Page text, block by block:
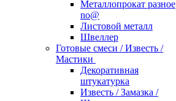
Металлопрокат разное
no@
Листовой металл
Швеллер
Готовые смеси / Известь /
Мастики
Декоративная
штукатурка
Известь / Замазка /